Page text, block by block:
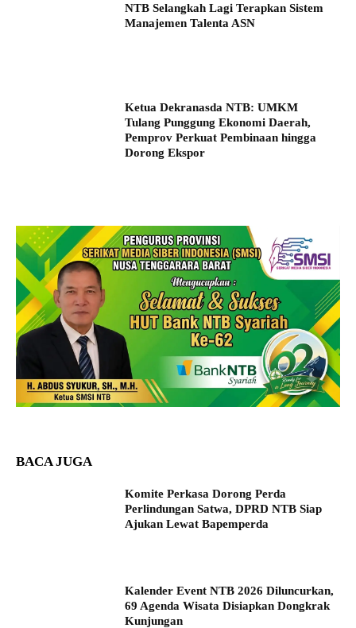
NTB Selangkah Lagi Terapkan Sistem
Manajemen Talenta ASN
Ketua Dekranasda NTB: UMKM
Tulang Punggung Ekonomi Daerah,
Pemprov Perkuat Pembinaan hingga
Dorong Ekspor
BACA JUGA
Komite Perkasa Dorong Perda
Perlindungan Satwa, DPRD NTB Siap
Ajukan Lewat Bapemperda
Kalender Event NTB 2026 Diluncurkan,
69 Agenda Wisata Disiapkan Dongkrak
Kunjungan